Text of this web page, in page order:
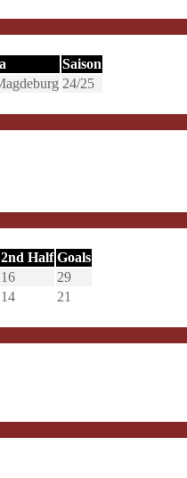
Saison
24/25
2nd Half Goals
16
29
14 21